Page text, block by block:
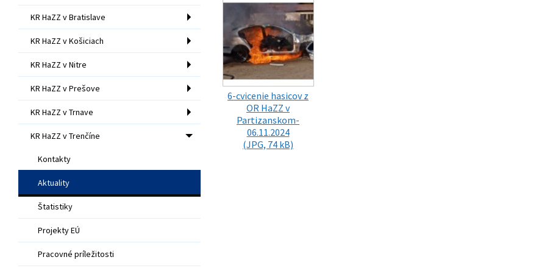
KR HaZZ v Bratislave
KR HaZZ v Košiciach
KR HaZZ v Nitre
KR HaZZ v Prešove
KR HaZZ v Trnave
KR HaZZ v Trenčíne
Kontakty
Aktuality
Štatistiky
Projekty EÚ
Pracovné príležitosti
6-cvicenie hasicov z
OR HaZZ v
Partizanskom-
06.11.2024
(JPG, 74 kB)